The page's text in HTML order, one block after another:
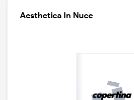
Aesthetica In Nuce